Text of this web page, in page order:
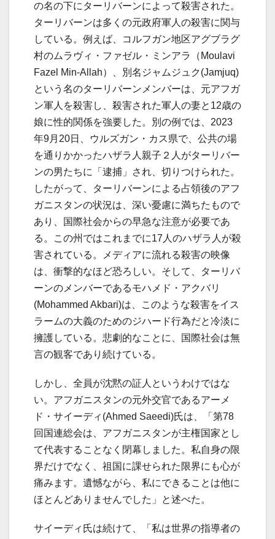
の名の下にターリバーンによって殺害された。
ターリバーンは多くの元政府軍人の殺害に関与
している。例えば、コルフガン地区アグブラグ
村のムラヴィ・ファゼル・ミンアラ（Moulavi
Fazel Min-Allah）、別名ジャムジュク(Jamjuq)
という名のターリバーンメンバーは、元アフガ
ン軍人を殺害し、殺害された軍人の妻と12歳の
娘に性的関係を強要した。別の例では、2023
年9月20日、ウルズガン・カス県で、公共の場
を通りかかったハザラ人親子２人がターリバー
ンの男たちに「逮捕」され、切りつけられた。
したがって、ターリバーンによる占領後のアフ
ガニスタンの状況は、深い憂慮に満ちたもので
あり、国際社会からの早急な注意が必要であ
る。この州ではこれまでに17人のハザラ人が殺
害されている。メディアに流れる殺害の映像
は、衝撃的なほど恐ろしい。そして、ターリバ
ーンのメンバーであるモハメド・アクバリ
(Mohammed Akbari)は、このような殺害をイス
ラームの大義のためのジハード行為だと冷淡に
擁護している。悲劇的なことに、国際社会は無
言の観客であり続けている。
しかし、全員が沈黙の証人というわけではな
い。アフガニスタンの元外交官であるアーメ
ド・サイーディ(Ahmed Saeedi)氏は、「第78
回国連総会は、アフガニスタンが主権国家とし
て代表することなく閉幕しました。私自身の限
界だけでなく、祖国に課せられた限界にも心が
痛みます。遺憾ながら、私にできることは他に
ほとんどありませんでした」と述べた。
サイーディ氏は続けて、「私は世界の指導者の